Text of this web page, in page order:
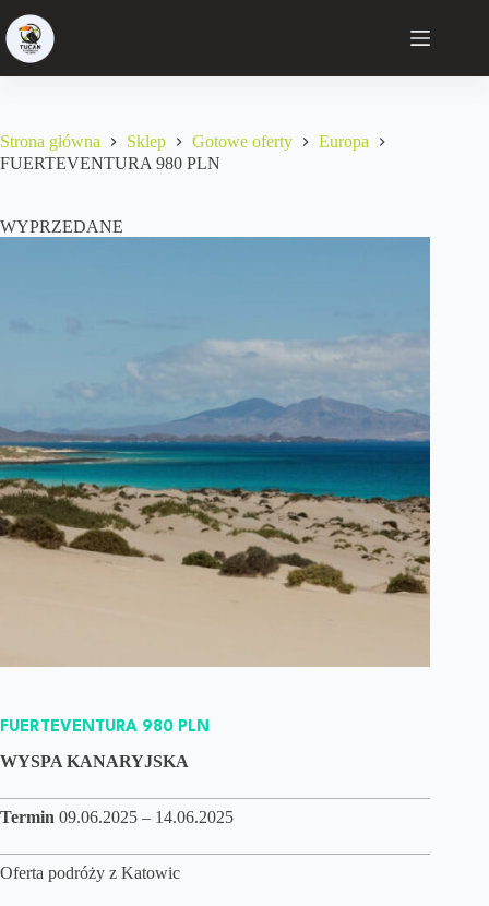
Strona główna Sklep Gotowe oferty
Europa
FUERTEVENTURA 980 PLN
WYPRZEDANE
FUERTEVENTURA 980 PLN
WYSPA KANARYJSKA
Termin 09.06.2025 – 14.06.2025
Oferta podróży z Katowic